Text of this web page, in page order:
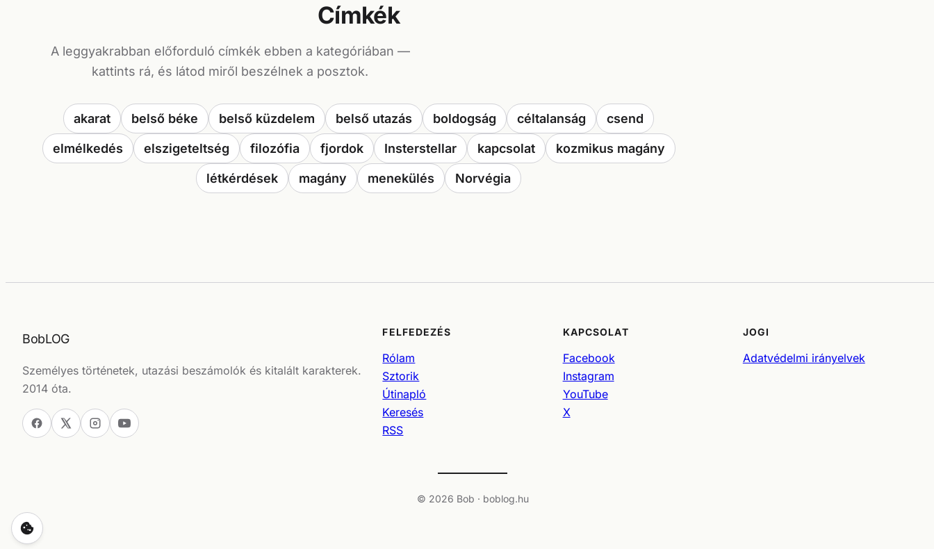
Címkék
A leggyakrabban előforduló címkék ebben a kategóriában —
kattints rá, és látod miről beszélnek a posztok.
akarat belső béke belső küzdelem belső utazás boldogság céltalanság csend
elmélkedés elszigeteltség filozófia fjordok Insterstellar kapcsolat kozmikus magány
létkérdések magány menekülés Norvégia
BobLOG
Személyes történetek, utazási beszámolók és kitalált karakterek.
2014 óta.
FELFEDEZÉS
Rólam
Sztorik
Útinapló
Keresés
RSS
KAPCSOLAT
Facebook
Instagram
YouTube
X
JOGI
Adatvédelmi irányelvek
© 2026 Bob · boblog.hu